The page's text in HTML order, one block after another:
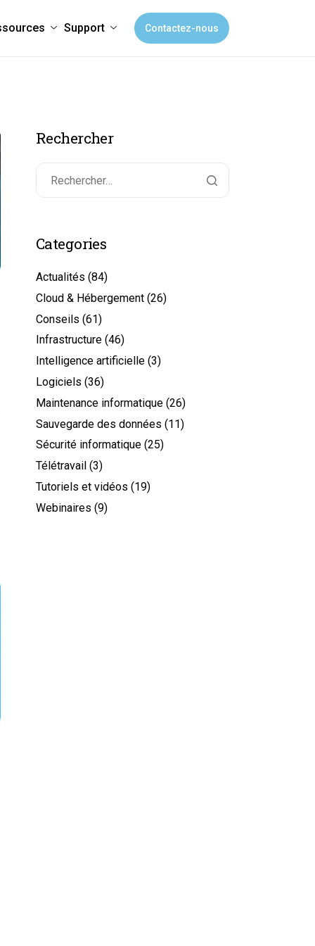
Support Contactez-nous
Rechercher
Categories
Actualités (84)
Cloud & Hébergement (26)
Conseils (61)
Infrastructure (46)
Intelligence artificielle (3)
Logiciels (36)
Maintenance informatique (26)
Sauvegarde des données (11)
Sécurité informatique (25)
Télétravail (3)
Tutoriels et vidéos (19)
Webinaires (9)